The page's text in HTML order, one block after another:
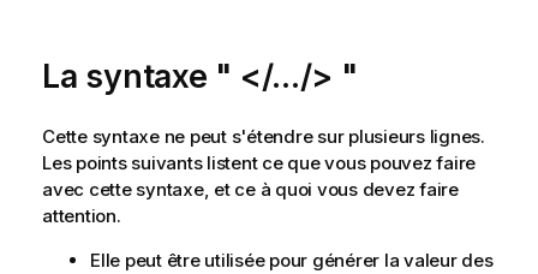
t
i
o
n
s
La syntaxe " </.../> "
Cette syntaxe ne peut s'étendre sur plusieurs lignes.
Les points suivants listent ce que vous pouvez faire
avec cette syntaxe, et ce à quoi vous devez faire
attention.
Elle peut être utilisée pour générer la valeur des